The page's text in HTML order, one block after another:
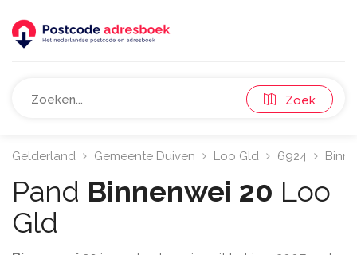
Zoek
Gelderland Gemeente Duiven Loo Gld 6924
Pand Binnenwei 20 Loo
Gld